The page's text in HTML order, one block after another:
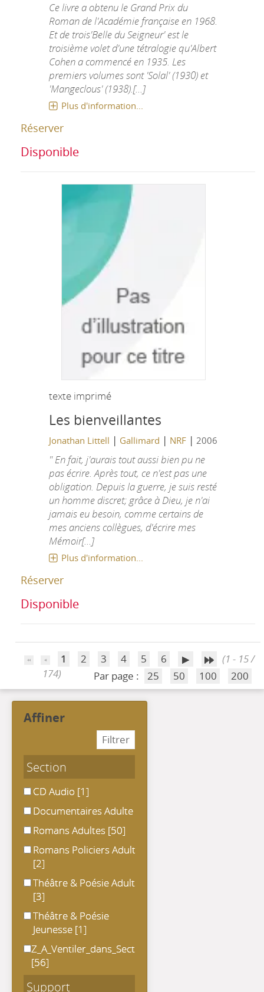
Ce livre a obtenu le Grand Prix du
Roman de l'Académie française en 1968.
Et de trois'Belle du Seigneur' est le
troisième volet d'une tétralogie qu'Albert
Cohen a commencé en 1935. Les
premiers volumes sont 'Solal' (1930) et
'Mangeclous' (1938).[...]
Plus d'information...
Réserver
Disponible
texte imprimé
Les bienveillantes
Jonathan Littell | Gallimard | NRF| 2006
" En fait, j'aurais tout aussi bien pu ne
pas écrire. Après tout, ce n'est pas une
obligation. Depuis la guerre, je suis resté
un homme discret; grâce à Dieu, je n'ai
jamais eu besoin, comme certains de
mes anciens collègues, d'écrire mes
Mémoir[...]
Plus d'information...
Réserver
Disponible
1 2 3 4 5 6
(1 - 15 /
174)
Par page : 25 50 100 200
affiner
Section
CD Audio
CD Audio [1]
Documentaires Adulte
Documentaires Adulte
Romans Adultes
Romans Adultes [50]
Romans Policiers Adultes
Romans Policiers Adultes
[2]
Théâtre & Poésie Adulte
Théâtre & Poésie Adulte
[3]
Théâtre & Poésie Jeunesse
Théâtre & Poésie
Jeunesse [1]
Z_A_Ventiler_dans_Section
Z_A_Ventiler_dans_Section
[56]
Support